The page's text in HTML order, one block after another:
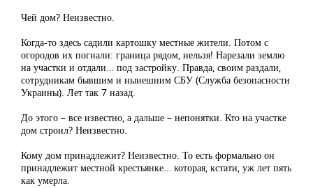
Чей дом? Неизвестно.
Когда-то здесь садили картошку местные жители. Потом с
огородов их погнали: граница рядом, нельзя! Нарезали землю
на участки и отдали… под застройку. Правда, своим раздали,
сотрудникам бывшим и нынешним СБУ (Служба безопасности
Украины). Лет так 7 назад.
До этого – все известно, а дальше – непонятки. Кто на участке
дом строил? Неизвестно.
Кому дом принадлежит? Неизвестно. То есть формально он
принадлежит местной крестьянке… которая, кстати, уж лет пять
как умерла.